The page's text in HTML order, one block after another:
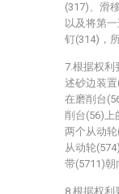
(317)、滑
以及将第
钉(314)，
7.根据权利
述砂边装
在磨削台
削台(56)上
两个从动
从动轮
带(5711)朝
8.根据权